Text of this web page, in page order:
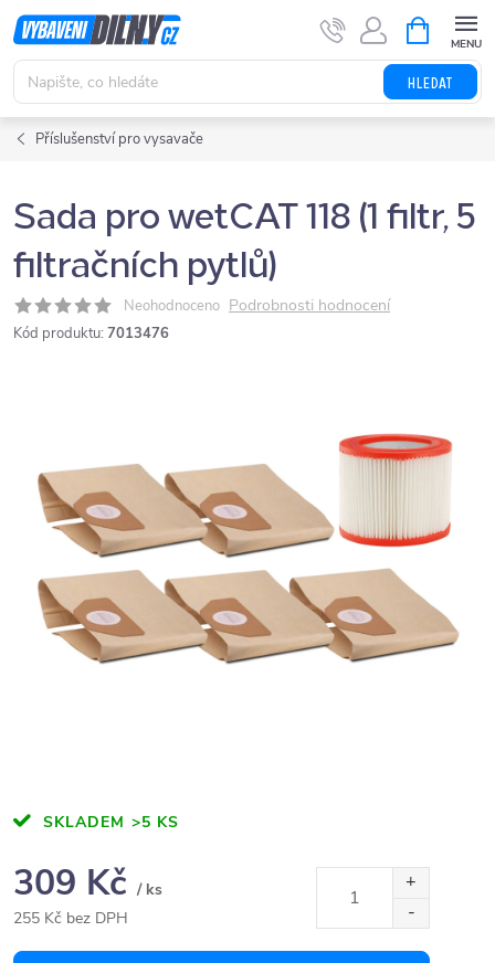
Přejít
na
obsah
HLEDAT
NÁKUPNÍ
KOŠÍK
Příslušenství pro vysavače
Sada pro wetCAT 118 (1 filtr, 5
filtračních pytlů)
Neohodnoceno Podrobnosti hodnocení
Kód produktu: 7013476
SKLADEM >5 KS
309 Kč / ks
255 Kč bez DPH